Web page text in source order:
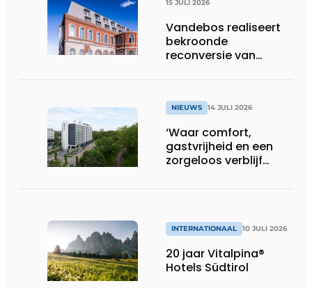
15 JULI 2026
Vandebos realiseert
bekroonde
reconversie van
NIEUWS 14 JULI 2026
‘Waar comfort,
gastvrijheid en een
zorgeloos verblijf
INTERNATIONAAL 10 JULI 2026
20 jaar Vitalpina®
Hotels Südtirol